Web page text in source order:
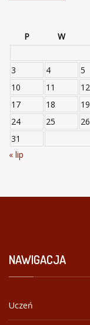
P
W
3
4 5
10
11 12
17
18 19
24
25 26
31
« lip
NAWIGACJA
Uczeń